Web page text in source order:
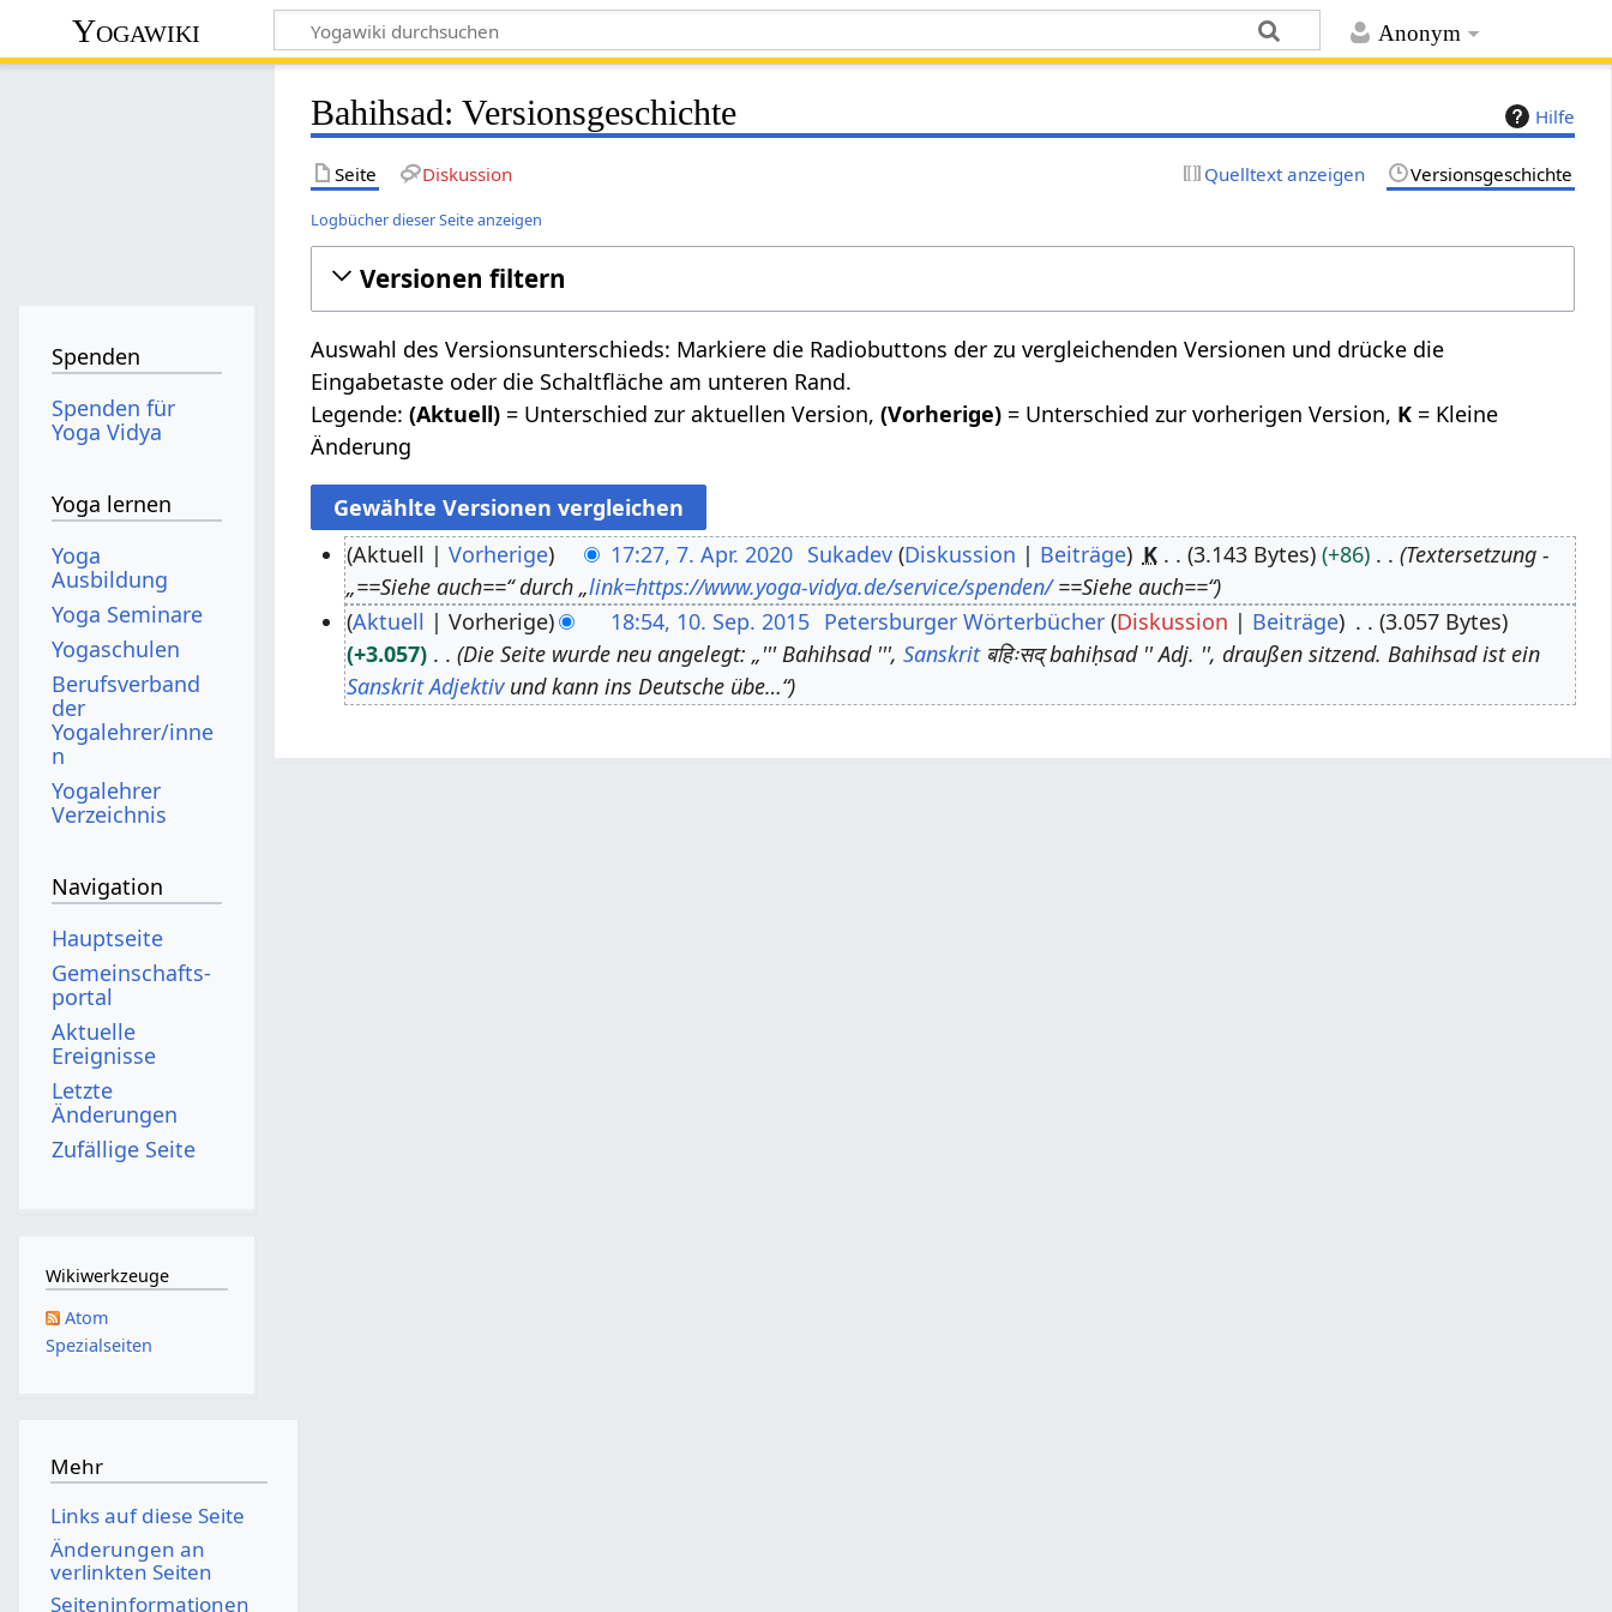
Anonym
Yogawiki
Hilfe
Bahihsad: Versionsgeschichte
Seite Diskussion Quelltext anzeigen Versionsgeschichte
Logbücher dieser Seite anzeigen
Versionen filtern
Auswahl des Versionsunterschieds: Markiere die Radiobuttons der zu vergleichenden Versionen und drücke die
Eingabetaste oder die Schaltfläche am unteren Rand.
Legende:(Aktuell) = Unterschied zur aktuellen Version,(Vorherige) = Unterschied zur vorherigen Version, K = Kleine
Änderung
i
Aktuell Vorherige 17:27, 7. Apr. 2020 Sukadev Diskussion Beiträge K 3.143 Bytes +86
Textersetzung -
„==Siehe auch==“ durch „link=https://www.yoga-vidya.de/service/spenden/==Siehe auch==“
S
Aktuell Vorherige 18:54, 10. Sep. 2015 Petersburger Wörterbücher Diskussion Beiträge
3.057 Bytes
+3.057
Die Seite wurde neu angelegt: „''' Bahihsad ''',Sanskritबहिःसद् bahiḥsad '' Adj. '', draußen sitzend. Bahihsad ist ein
Sanskrit Adjektivund kann ins Deutsche übe…“
Spenden
Spenden für
Yoga Vidya
Yoga lernen
Yoga
Ausbildung
Yoga Seminare
Yogaschulen
Berufsverband
der
Yogalehrer/inne
n
Yogalehrer
Verzeichnis
Navigation
Hauptseite
Gemeinschafts­
portal
Aktuelle
Ereignisse
Letzte
Änderungen
Zufällige Seite
Wikiwerkzeuge
Atom
Spezialseiten
Mehr
Links auf diese Seite
Änderungen an
verlinkten Seiten
Seiten­­informationen